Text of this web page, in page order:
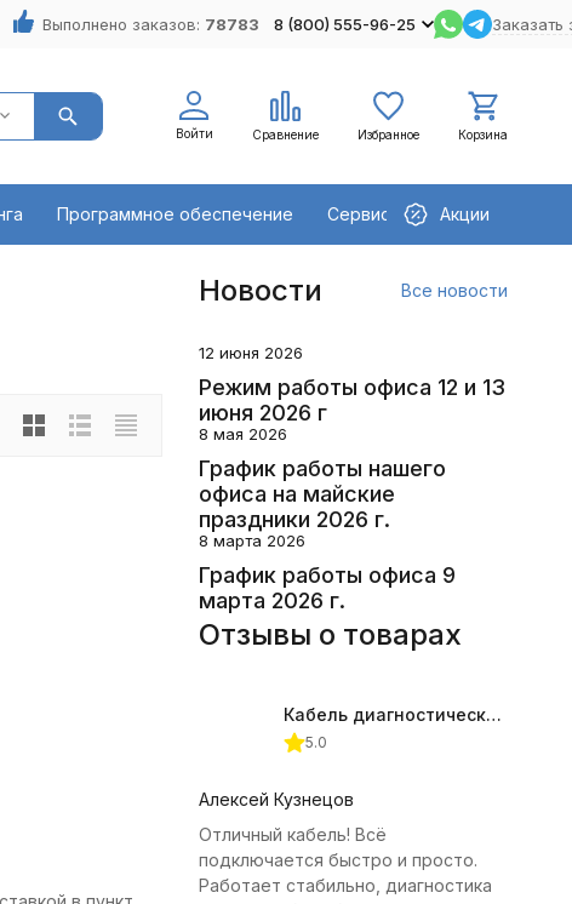
Выполнено заказов: 78783 8 (800) 555-96-25 Заказать
Войти Сравнение Избранное Корзина
Программное обеспечение Сервисное оборудование
Акции
Новости Все новости
12 июня 2026
Режим работы офиса 12 и 13
июня 2026 г
8 мая 2026
График работы нашего
офиса на майские
праздники 2026 г.
8 марта 2026
График работы офиса 9
марта 2026 г.
Отзывы о товарах
Кабель диагностический ГАЗ 24 для АВТОАС
5.0
Алексей Кузнецов
Отличный кабель! Всё
подключается быстро и просто.
Работает стабильно, диагностика